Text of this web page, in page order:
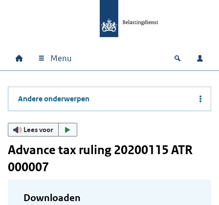
Hoofdnavigatie
Home Menu Open
Andere onderwerpen
Lees voor
Advance tax ruling 20200115 ATR
000007
Downloaden